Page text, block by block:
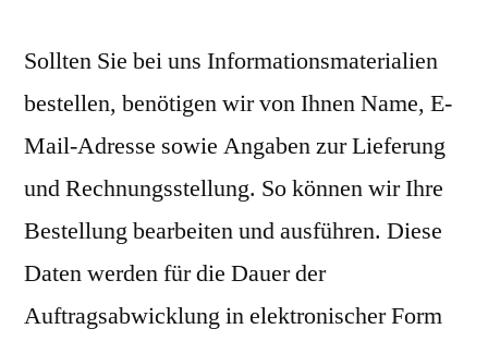
Sollten Sie bei uns Informationsmaterialien
bestellen, benötigen wir von Ihnen Name, E-
Mail-Adresse sowie Angaben zur Lieferung
und Rechnungsstellung. So können wir Ihre
Bestellung bearbeiten und ausführen. Diese
Daten werden für die Dauer der
Auftragsabwicklung in elektronischer Form